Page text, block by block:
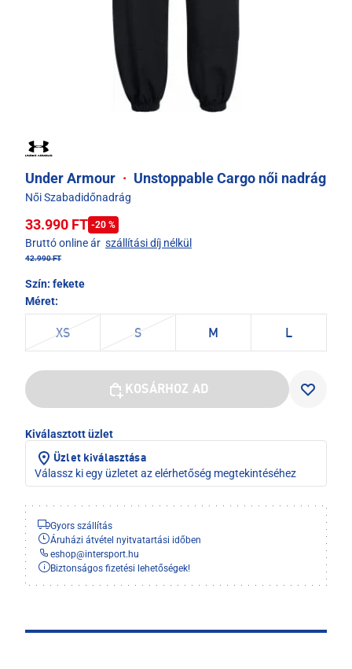
Under Armour · Unstoppable Cargo női nadrág
Női Szabadidőnadrág
33.990 FT -20 %
Bruttó online ár szállítási díj nélkül
42.990 FT
Szín: fekete
Méret:
XS S M L
KOSÁRHOZ AD
Kiválasztott üzlet
Üzlet kiválasztása
Válassz ki egy üzletet az elérhetőség megtekintéséhez
Gyors szállítás
Áruházi átvétel nyitvatartási időben
eshop@intersport.hu
Biztonságos fizetési lehetőségek!